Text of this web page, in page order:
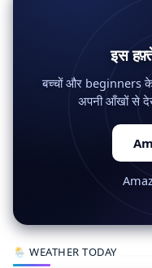
इस
बच्चों और beginners
अपनी आँखों से
🌦 WEATHER TODAY